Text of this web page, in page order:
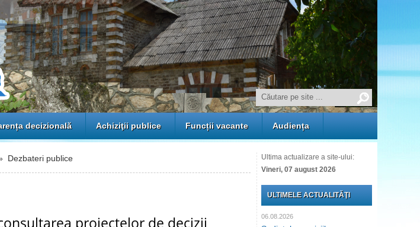
decizională Achiziţii publice Funcții vacante Audiența
Dezbateri publice
proiectelor de decizii
Ultima actualizare a site-ului:
Vineri, 07 august 2026
ULTIMELE ACTUALITĂŢI
06.08.2026